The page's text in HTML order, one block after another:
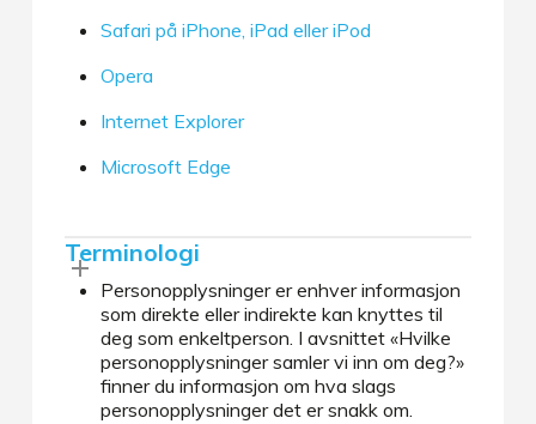
Safari på iPhone, iPad eller iPod
Opera
Internet Explorer
Microsoft Edge
Terminologi
Personopplysninger er enhver informasjon
som direkte eller indirekte kan knyttes til
deg som enkeltperson. I avsnittet «Hvilke
personopplysninger samler vi inn om deg?»
finner du informasjon om hva slags
personopplysninger det er snakk om.